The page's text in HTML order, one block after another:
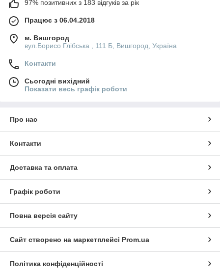
97% позитивних з 183 відгуків за рік
Працює з 06.04.2018
м. Вишгород
вул.Борисо Глібська , 111 Б, Вишгород, Україна
Контакти
Сьогодні вихідний
Показати весь графік роботи
Про нас
Контакти
Доставка та оплата
Графік роботи
Повна версія сайту
Сайт створено на маркетплейсі Prom.ua
Політика конфіденційності